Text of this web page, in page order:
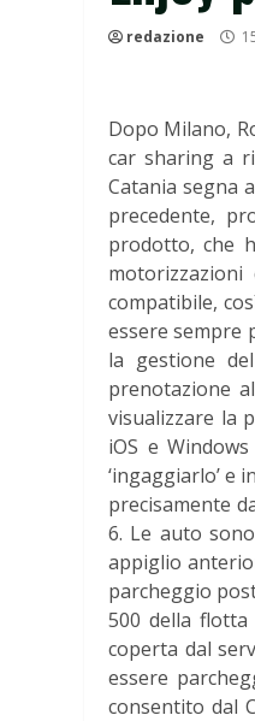
redazione
Dopo Milano,
car sharing a
Catania segna
precedente,
prodotto, che
compatibile,
essere sempre
la gestione
prenotazione
visualizzare la
iOS e
‘ingaggiarlo’ e
precisamente
6. Le auto
appiglio
parcheggio
500 della flotta
coperta dal
essere
consentito dal